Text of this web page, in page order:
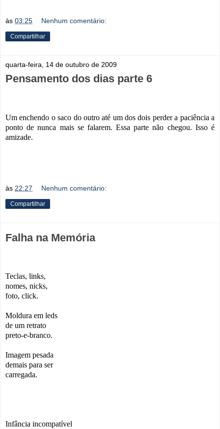
às 03:25 Nenhum comentário:
Compartilhar
quarta-feira, 14 de outubro de 2009
Pensamento dos dias parte 6
Um enchendo o saco do outro até um dos dois perder a paciência a
ponto de nunca mais se falarem. Essa parte não chegou. Isso é
amizade.
às 22:27 Nenhum comentário:
Compartilhar
Falha na Memória
Teclas, links,
nomes, nicks,
foto, click.
Moldura em leds
de um retrato
preto-e-branco.
Imagem pesada
demais para ser
carregada.
Infância incompatível